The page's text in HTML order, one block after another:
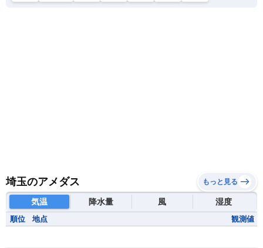
埼玉のアメダス もっと見る
気温 降水量 風 湿度
順位 地点 観測値